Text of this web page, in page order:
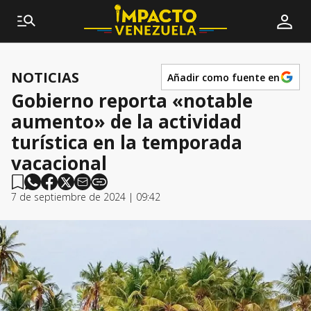
NOTICIAS Añadir como fuente en
Gobierno reporta «notable
aumento» de la actividad
turística en la temporada
vacacional
7 de septiembre de 2024 | 09:42